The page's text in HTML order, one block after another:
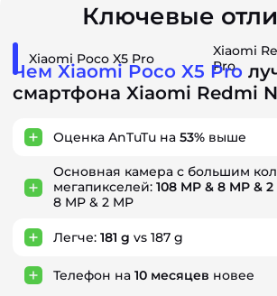
Ключевые
Xiaomi Poco X5 Pro
Xiaomi
Pro
Чем Xiaomi Poco X5 Pro
смартфона Xiaomi Redmi
Оценка AnTuTu на 53% выше
Основная камера с большим
мегапикселей: 108 MP & 8 MP & 2
8 MP & 2 MP
Легче: 181 g vs 187 g
Телефон на 10 месяцев новее